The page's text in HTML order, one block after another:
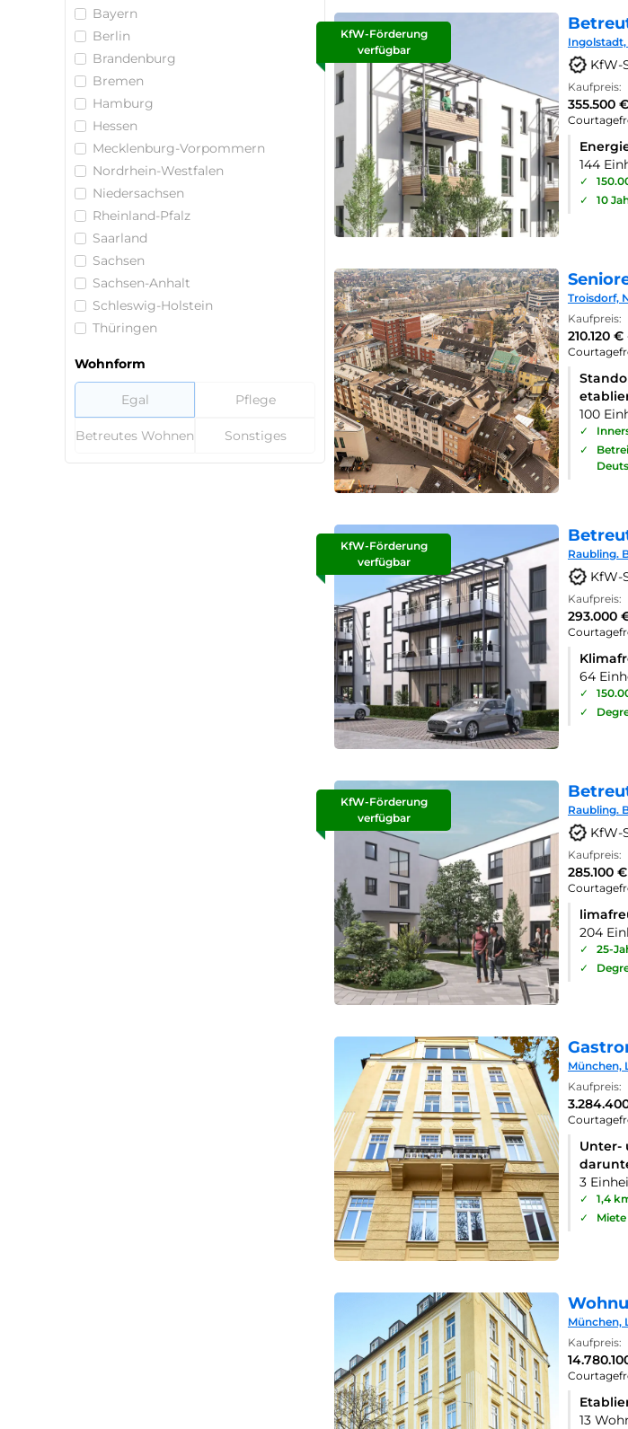
Bayern
Berlin
Brandenburg
Bremen
Hamburg
Hessen
Mecklenburg-Vorpommern
Nordrhein-Westfalen
Niedersachsen
Rheinland-Pfalz
Saarland
Sachsen
Sachsen-Anhalt
Schleswig-Holstein
Thüringen
Wohnform
Egal Pflege
Betreutes Wohnen Sonstiges
KfW-Förderung
verfügbar
KfW-
Kaufpreis:
355.500
144
✓
✓
10
Troisdorf,
Kaufpreis:
210.120
100
✓
✓
KfW-Förderung
verfügbar
Raubling.
KfW-
Kaufpreis:
293.000
64
✓
✓
KfW-Förderung
verfügbar
Raubling.
KfW-
Kaufpreis:
285.100
204
✓
25-
✓
München,
Kaufpreis:
Unter-
3
✓
1,4
✓
München,
Kaufpreis:
13